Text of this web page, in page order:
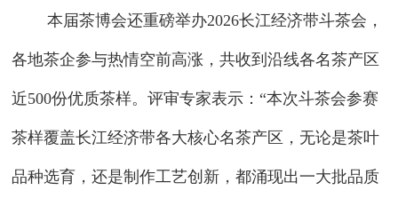
本届茶博会还重磅举办2026长江经济带斗茶会，
各地茶企参与热情空前高涨，共收到沿线各名茶产区
近500份优质茶样。评审专家表示：“本次斗茶会参赛
茶样覆盖长江经济带各大核心名茶产区，无论是茶叶
品种选育，还是制作工艺创新，都涌现出一大批品质